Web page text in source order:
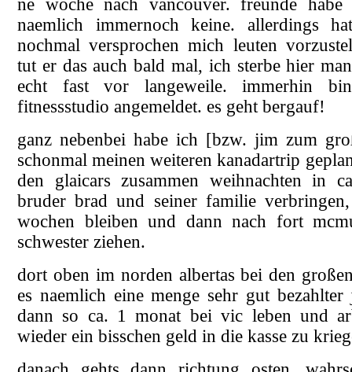
ne woche nach vancouver. freunde
naemlich immernoch keine. allerdings
nochmal versprochen mich leuten
tut er das auch bald mal, ich sterbe hier
echt fast vor langeweile. immerhin
fitnessstudio angemeldet. es geht bergauf!
ganz nebenbei habe ich [bzw. jim zum
schonmal meinen weiteren kanadartrip
den glaicars zusammen weihnachten in
bruder brad und seiner familie
wochen bleiben und dann nach fort
schwester ziehen.
dort oben im norden albertas bei den
es naemlich eine menge sehr gut
dann so ca. 1 monat bei vic leben und
wieder ein bisschen geld in die kasse zu